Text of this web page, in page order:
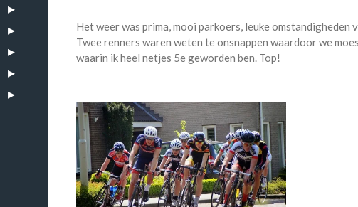
Het weer was prima, mooi parkoers, leuke omstandigheden
Twee renners waren weten te onsnappen waardoor we
waarin ik heel netjes 5e geworden ben. Top!